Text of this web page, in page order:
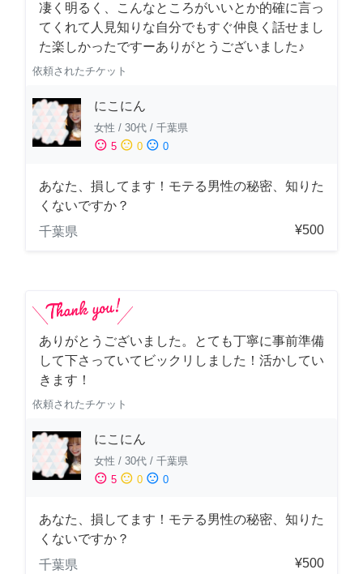
凄く明るく、こんなところがいいとか的確に言っ
てくれて人見知りな自分でもすぐ仲良く話せまし
た楽しかったですーありがとうございました♪
依頼されたチケット
にこにん
女性 / 30代 / 千葉県
sentiment_satisfied 5 sentiment_neutral 0 sentiment_dissatisfied 0
あなた、損してます！モテる男性の秘密、知りた
くないですか？
千葉県
¥500
ありがとうございました。とても丁寧に事前準備
して下さっていてビックリしました！活かしてい
きます！
依頼されたチケット
にこにん
女性 / 30代 / 千葉県
sentiment_satisfied 5 sentiment_neutral 0 sentiment_dissatisfied 0
あなた、損してます！モテる男性の秘密、知りた
くないですか？
千葉県
¥500